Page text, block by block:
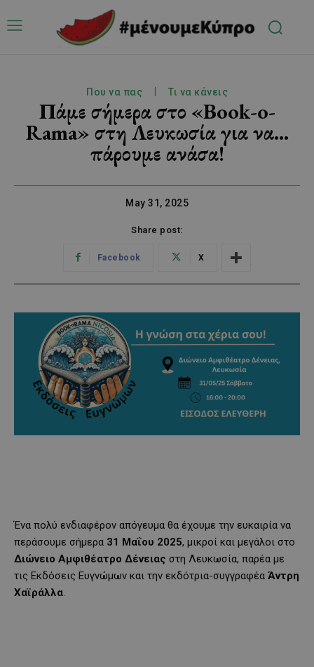
Που να πας Τι να κάνεις
Πάμε σήμερα στο «Book-o-
Rama» στη Λευκωσία για να…
πάρουμε ανάσα!
May 31, 2025
Share post:
Facebook X
Ένα πολύ ενδιαφέρον απόγευμα θα έχουμε την ευκαιρία να
περάσουμε σήμερα 31 Μαΐου 2025, μικροί και μεγάλοι στο
Διώνειο Αμφιθέατρο Δένειας στη Λευκωσία, παρέα με
τις Εκδόσεις Ευγνώμων και την εκδότρια-συγγραφέα Άντρη
Χαϊράλλα.